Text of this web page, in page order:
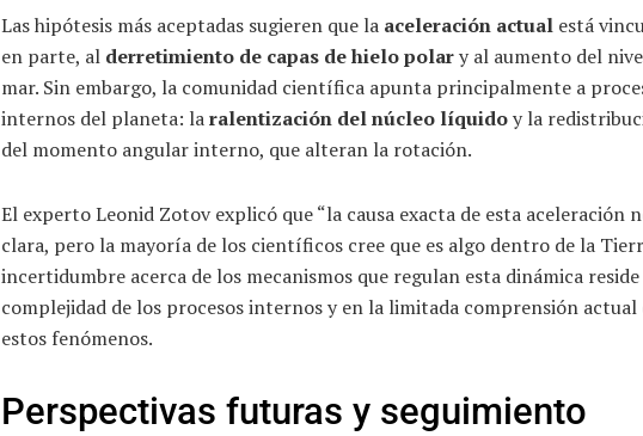
Las hipótesis más aceptadas sugieren que la aceleración actual está
en parte, al derretimiento de capas de hielo polary al aumento del
mar. Sin embargo, la comunidad científica apunta principalmente a
internos del planeta: laralentización del núcleo líquidoy la
del momento angular interno, que alteran la rotación.
El experto Leonid Zotov explicó que “la causa exacta de esta aceleración
clara, pero la mayoría de los científicos cree que es algo dentro de la
incertidumbre acerca de los mecanismos que regulan esta dinámica
complejidad de los procesos internos y en la limitada comprensión actual
estos fenómenos.
Perspectivas futuras y seguimiento